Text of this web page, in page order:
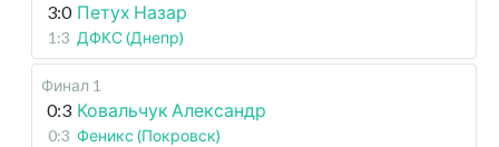
3:0 Петух Назар
1:3 ДФКС (Днепр)
Финал 1
0:3 Ковальчук Александр
0:3 Феникс (Покровск)